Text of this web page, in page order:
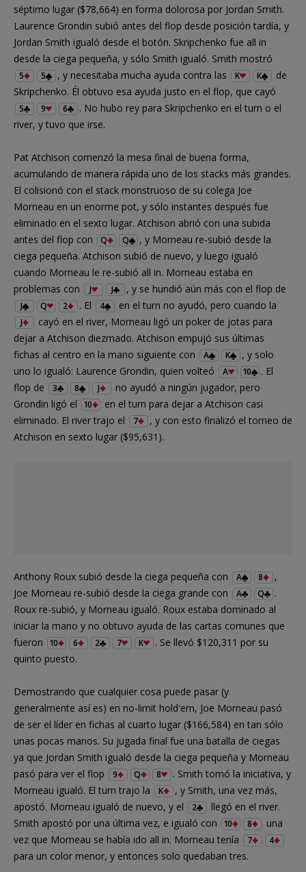
séptimo lugar ($78,664) en forma dolorosa por Jordan Smith.
Laurence Grondin subió antes del flop desde posición tardía, y
Jordan Smith igualó desde el botón. Skripchenko fue all in
desde la ciega pequeña, y sólo Smith igualó. Smith mostró
5 5 , y necesitaba mucha ayuda contra las K K
de
Skripchenko. Él obtuvo esa ayuda justo en el flop, que cayó
5 9 6
. No hubo rey para Skripchenko en el turn o el
river, y tuvo que irse.
Pat Atchison comenzó la mesa final de buena forma,
acumulando de manera rápida uno de los stacks más grandes.
El colisionó con el stack monstruoso de su colega Joe
Morneau en un enorme pot, y sólo instantes después fue
eliminado en el sexto lugar. Atchison abrió con una subida
antes del flop con
Q Q
, y Morneau re-subió desde la
ciega pequeña. Atchison subió de nuevo, y luego igualó
cuando Morneau le re-subió all in. Morneau estaba en
problemas con
J J , y se hundió aún más con el flop de
J Q 2 . El 4 en el turn no ayudó, pero cuando la
J
cayó en el river, Morneau ligó un poker de jotas para
dejar a Atchison diezmado. Atchison empujó sus últimas
fichas al centro en la mano siguiente con
A K
, y solo
uno lo igualó: Laurence Grondin, quien volteó
A 10
. El
flop de
3 8 J
no ayudó a ningún jugador, pero
Grondin ligó el
10
en el turn para dejar a Atchison casi
eliminado. El river trajo el
7
, y con esto finalizó el torneo de
Atchison en sexto lugar ($95,631).
Anthony Roux subió desde la ciega pequeña con A 8
,
Joe Morneau re-subió desde la ciega grande con
A Q
.
Roux re-subió, y Morneau igualó. Roux estaba dominado al
iniciar la mano y no obtuvo ayuda de las cartas comunes que
fueron
10 6 2 7 K
. Se llevó $120,311 por su
quinto puesto.
Demostrando que cualquier cosa puede pasar (y
generalmente así es) en no-limit hold'em, Joe Morneau pasó
de ser el líder en fichas al cuarto lugar ($166,584) en tan sólo
unas pocas manos. Su jugada final fue una batalla de ciegas
ya que Jordan Smith igualó desde la ciega pequeña y Morneau
pasó para ver el flop
9 Q 8
. Smith tomó la iniciativa, y
Morneau igualó. El turn trajo la
K
, y Smith, una vez más,
apostó. Morneau igualó de nuevo, y el
2
llegó en el river.
Smith apostó por una última vez, e igualó con
10 8
una
vez que Morneau se había ido all in. Morneau tenía
7 4
para un color menor, y entonces solo quedaban tres.